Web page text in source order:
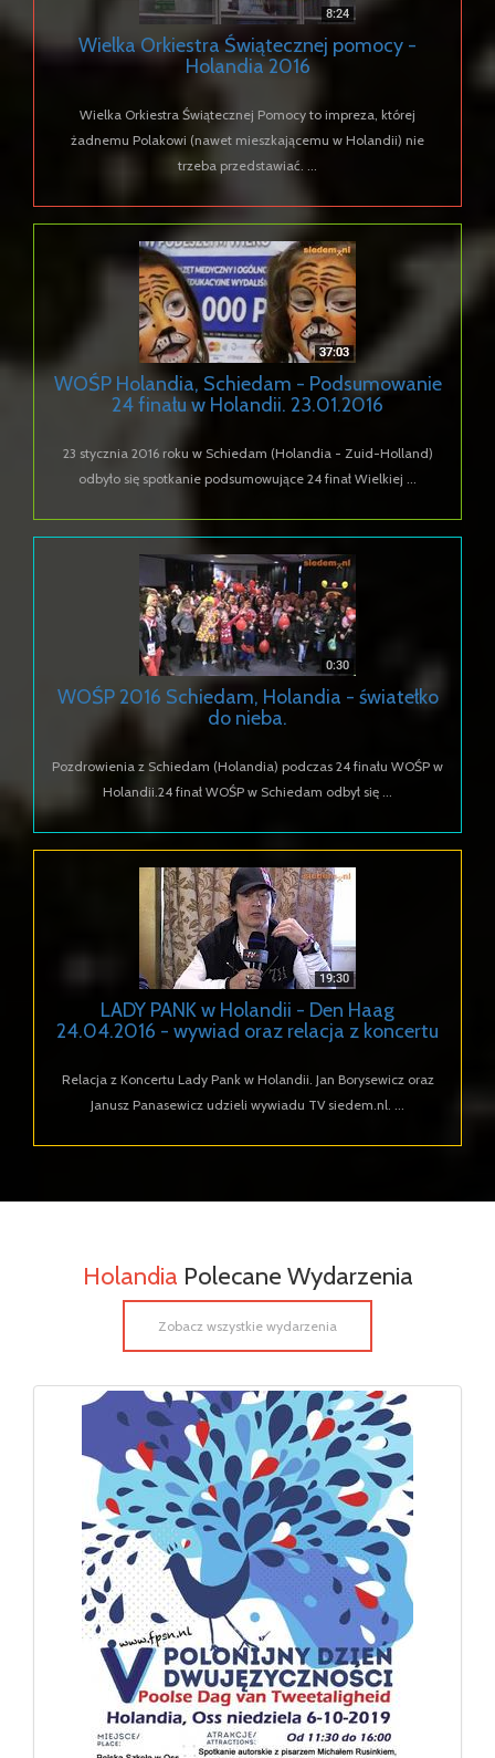
Wielka Orkiestra Świątecznej pomocy -
Holandia 2016
Wielka Orkiestra Świątecznej Pomocy to impreza, której
żadnemu Polakowi (nawet mieszkającemu w Holandii) nie
trzeba przedstawiać. ...
WOŚP Holandia, Schiedam - Podsumowanie
24 finału w Holandii. 23.01.2016
23 stycznia 2016 roku w Schiedam (Holandia - Zuid-Holland)
odbyło się spotkanie podsumowujące 24 finał Wielkiej ...
WOŚP 2016 Schiedam, Holandia - światełko
do nieba.
Pozdrowienia z Schiedam (Holandia) podczas 24 finału WOŚP w
Holandii.24 finał WOŚP w Schiedam odbył się ...
LADY PANK w Holandii - Den Haag
24.04.2016 - wywiad oraz relacja z koncertu
Relacja z Koncertu Lady Pank w Holandii. Jan Borysewicz oraz
Janusz Panasewicz udzieli wywiadu TV siedem.nl. ...
Holandia Polecane Wydarzenia
Zobacz wszystkie wydarzenia